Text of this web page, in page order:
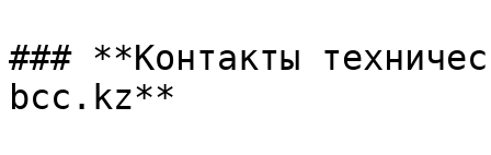
### **Контакты
bcc.kz**